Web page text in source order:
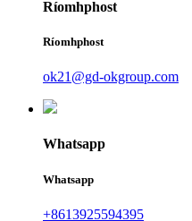
Ríomhphost
Ríomhphost
ok21@gd-okgroup.com
Whatsapp
Whatsapp
+8613925594395